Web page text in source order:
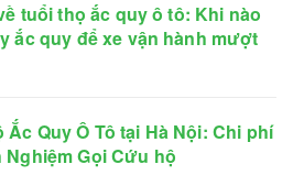
tuổi thọ ắc quy ô tô: Khi nào
ắc quy để xe vận hành mượt
Ắc Quy Ô Tô tại Hà Nội: Chi phí
Nghiệm Gọi Cứu hộ